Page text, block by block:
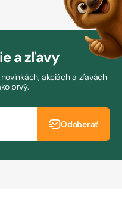
a zľavy
akciách a zľavách
prvý.
Odoberať